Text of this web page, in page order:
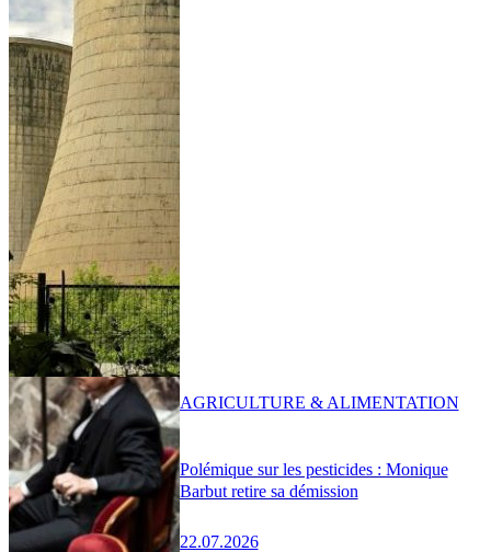
Polémique sur les pesticides : Monique
Barbut retire sa démission
22.07.2026
AGRICULTURE & ALIMENTATION